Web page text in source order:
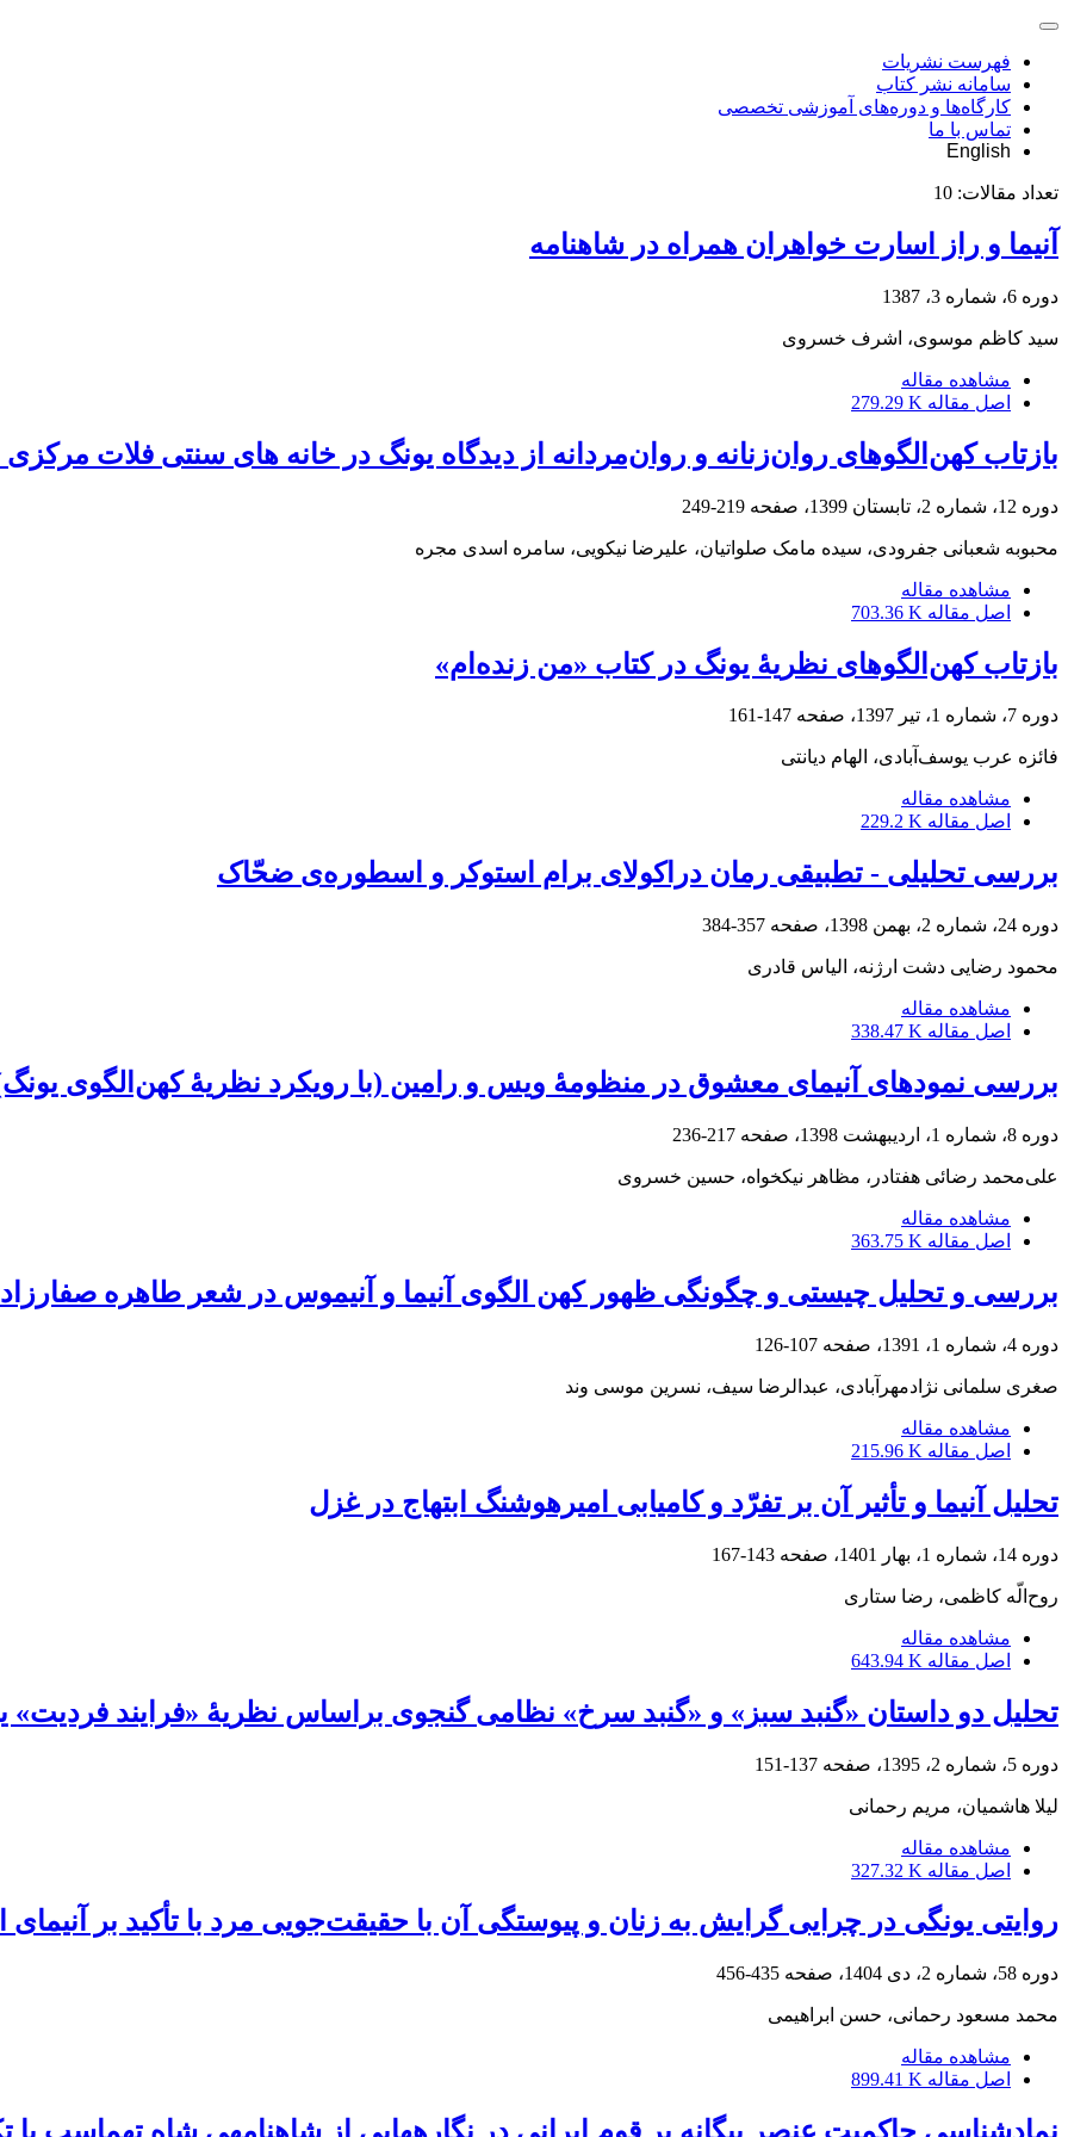
فهرست نشریات
سامانه نشر کتاب
کارگاه‌ها و دوره‌های آموزشی تخصصی
تماس با ما
English
تعداد مقالات: 10
آنیما و راز اسارت خواهران همراه در شاهنامه
دوره 6، شماره 3، 1387
سید کاظم موسوی، اشرف خسروی
مشاهده مقاله
اصل مقاله 279.29 K
بازتاب کهن‌الگوهای روان‌زنانه و روان‌مردانه از دیدگاه یونگ در خانه های سنتی فلات مرکزی
دوره 12، شماره 2، تابستان 1399، صفحه 219-249
محبوبه شعبانی جفرودی، سیده مامک صلواتیان، علیرضا نیکویی، سامره اسدی مجره
مشاهده مقاله
اصل مقاله 703.36 K
بازتاب کهن‌الگوهای نظریۀ یونگ در کتاب «من زنده‌ام»
دوره 7، شماره 1، تیر 1397، صفحه 147-161
فائزه عرب یوسف‌آبادی، الهام دیانتی
مشاهده مقاله
اصل مقاله 229.2 K
بررسی تحلیلی - تطبیقی رمان دراکولای برام استوکر و اسطوره‌ی ضحّاک
دوره 24، شماره 2، بهمن 1398، صفحه 357-384
محمود رضایی دشت ارژنه، الیاس قادری
مشاهده مقاله
اصل مقاله 338.47 K
بررسی نمودهای آنیمای معشوق در منظومۀ ویس و رامین (با رویکرد نظریۀ کهن‌الگوی
دوره 8، شماره 1، اردیبهشت 1398، صفحه 217-236
علی‌محمد رضائی هفتادر، مظاهر نیکخواه، حسین خسروی
مشاهده مقاله
اصل مقاله 363.75 K
بررسی و تحلیل چیستی و چگونگی ظهور کهن الگوی آنیما و آنیموس در شعر طاهره
دوره 4، شماره 1، 1391، صفحه 107-126
صغری سلمانی نژادمهرآبادی، عبدالرضا سیف، نسرین موسی وند
مشاهده مقاله
اصل مقاله 215.96 K
تحلیل آنیما و تأثیر آن بر تفرّد و کامیابی امیرهوشنگ ابتهاج در غزل
دوره 14، شماره 1، بهار 1401، صفحه 143-167
روح‌الّه کاظمی، رضا ستاری
مشاهده مقاله
اصل مقاله 643.94 K
تحلیل دو داستان «گنبد سبز» و «گنبد سرخ» نظامی گنجوی براساس نظریۀ «فرایند فردیت»
دوره 5، شماره 2، 1395، صفحه 137-151
لیلا هاشمیان، مریم رحمانی
مشاهده مقاله
اصل مقاله 327.32 K
روایتی یونگی در چرایی گرایش به زنان و پیوستگی آن با حقیقت‌جویی مرد‌‏ با تأکید بر
دوره 58، شماره 2، دی 1404، صفحه 435-456
محمد مسعود رحمانی، حسن ابراهیمی
مشاهده مقاله
اصل مقاله 899.41 K